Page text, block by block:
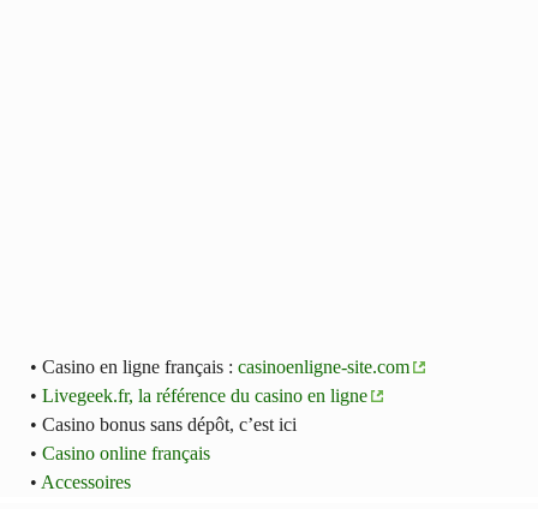
• Casino en ligne français : casinoenligne-site.com
• Livegeek.fr, la référence du casino en ligne
• Casino bonus sans dépôt, c’est ici
• Casino online français
• Accessoires